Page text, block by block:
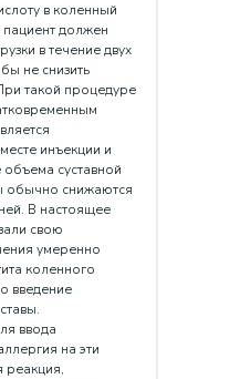
в коленный
пациент должен
в течение двух
не снизить
такой процедуре
инъекции и
суставной
обычно снижаются
В настоящее
свою
умеренно
коленного
введение
ввода
на эти
реакция,